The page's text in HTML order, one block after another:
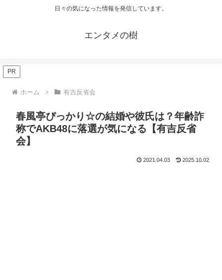
日々の気になった情報を発信しています。
エンタメの樹
PR
ホーム 有吉反省会
春風亭ぴっかり☆の結婚や彼氏は？年齢詐
称でAKB48に落選が気になる【有吉反省
会】
2021.04.03 2025.10.02